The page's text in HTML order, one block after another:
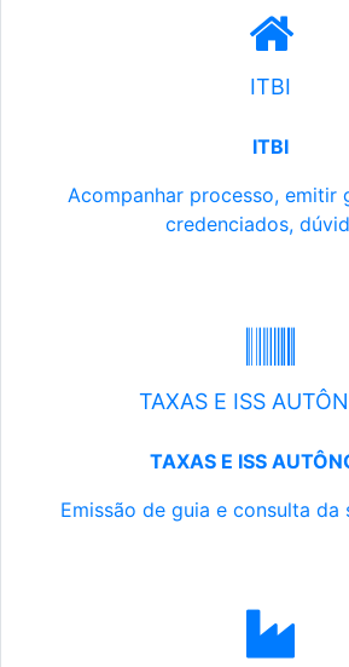
ITBI
ITBI
Acompanhar processo, emitir
credenciados,
TAXAS E ISS
TAXAS E ISS
Emissão de guia e consulta da